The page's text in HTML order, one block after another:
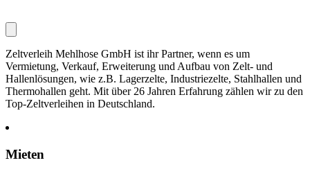
Zeltverleih Mehlhose GmbH ist ihr Partner, wenn es um
Vermietung, Verkauf, Erweiterung und Aufbau von Zelt- und
Hallenlösungen, wie z.B. Lagerzelte, Industriezelte, Stahlhallen und
Thermohallen geht. Mit über 26 Jahren Erfahrung zählen wir zu den
Top-Zeltverleihen in Deutschland.
Mieten